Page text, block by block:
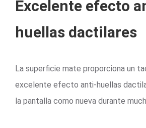
Excelente efecto
huellas dactilares
La superficie mate proporciona un
excelente efecto anti-huellas
la pantalla como nueva durante